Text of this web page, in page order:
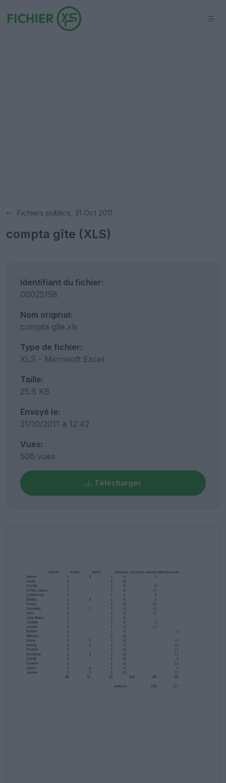
Fichiers publics, 31 Oct 2011
compta gîte (XLS)
Identifiant du fichier:
00025158
Nom original:
compta gîte.xls
Type de fichier:
XLS - Microsoft Excel
Taille:
25.6 KB
Envoyé le:
31/10/2011 à 12:42
Vues:
506 vues
Télécharger